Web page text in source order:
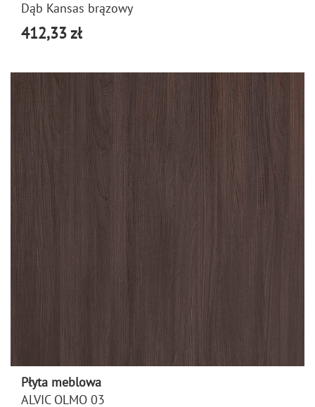
Dąb Kansas brązowy
412,33 zł
Płyta meblowa
ALVIC OLMO 03